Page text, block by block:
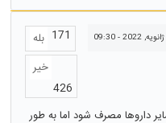
بله 171
خیر
426
داروها مصرف شود اما به طور